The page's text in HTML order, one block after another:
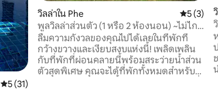
คะแนนเฉลี่ย 5 จาก 5, 31 รีวิว
5 (31)
วิลล่าใน Phe คะแนนเฉ
5 (3)
พูลวิลล่าส่วนตัว (1 หรือ 2 ห้องนอน) ~ไม่ไกล
จากชายหาด
ลืมความกังวลของคุณไปได้เลยในที่พักที่
กว้างขวางและเงียบสงบแห่งนี้! เพลิดเพลิน
กับที่พักที่ผ่อนคลายนี้พร้อมสระว่ายน้ำส่วน
ตัวสุดพิเศษ คุณจะได้ที่พักทั้งหมดสำหรับ
น